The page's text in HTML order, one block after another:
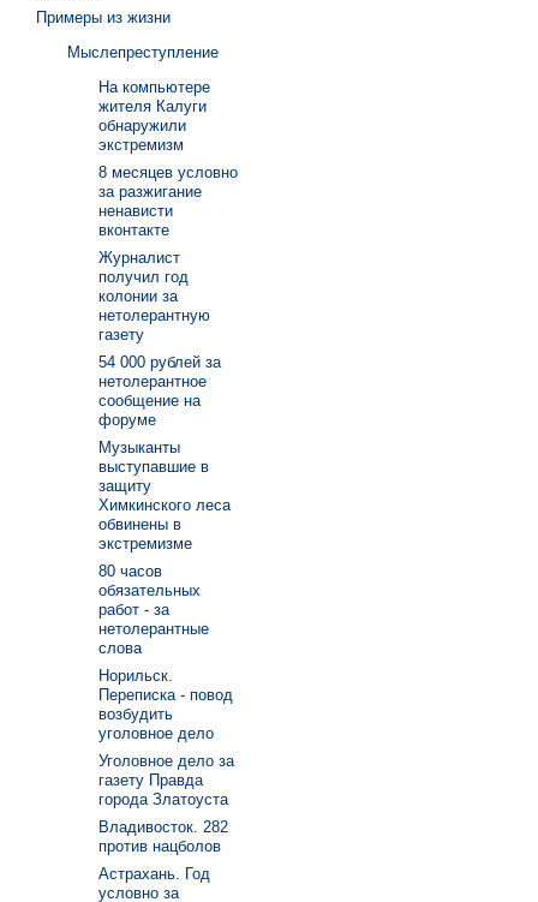
Примеры из жизни
Мыслепреступление
На компьютере
жителя Калуги
обнаружили
экстремизм
8 месяцев условно
за разжигание
ненависти
вконтакте
Журналист
получил год
колонии за
нетолерантную
газету
54 000 рублей за
нетолерантное
сообщение на
форуме
Музыканты
выступавшие в
защиту
Химкинского леса
обвинены в
экстремизме
80 часов
обязательных
работ - за
нетолерантные
слова
Норильск.
Переписка - повод
возбудить
уголовное дело
Уголовное дело за
газету Правда
города Златоуста
Владивосток. 282
против нацболов
Астрахань. Год
условно за